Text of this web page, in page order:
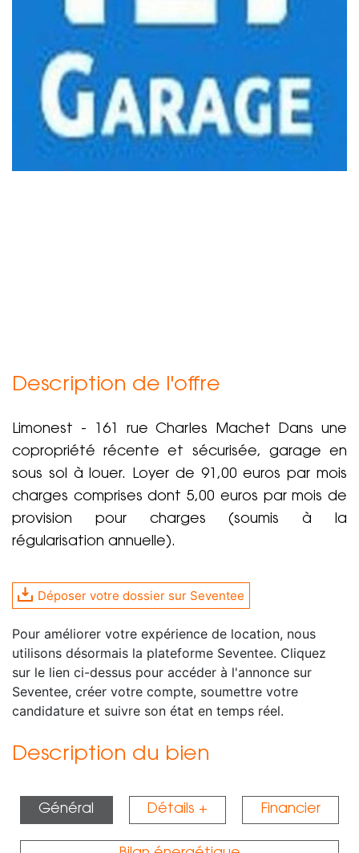
Description de l'offre
Limonest - 161 rue Charles Machet Dans une
copropriété récente et sécurisée, garage en
sous sol à louer. Loyer de 91,00 euros par mois
charges comprises dont 5,00 euros par mois de
provision pour charges (soumis à la
régularisation annuelle).
Déposer votre dossier sur Seventee
Pour améliorer votre expérience de location, nous
utilisons désormais la plateforme Seventee. Cliquez
sur le lien ci-dessus pour accéder à l'annonce sur
Seventee, créer votre compte, soumettre votre
candidature et suivre son état en temps réel.
Description du bien
Général Détails + Financier